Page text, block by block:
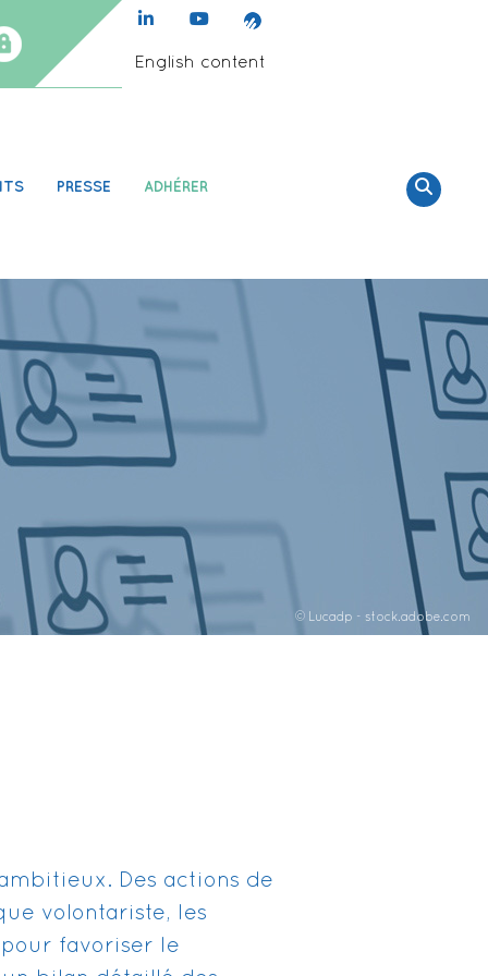
English content
PRESSE ADHÉRER
© Lucadp - stock.adobe.com
Des actions de
volontariste, les
favoriser le